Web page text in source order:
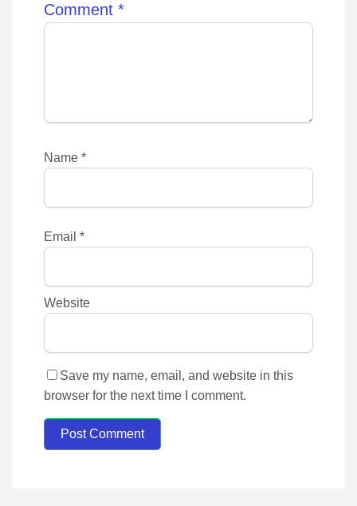
Comment *
Name *
Email *
Website
Save my name, email, and website in this
browser for the next time I comment.
Post Comment